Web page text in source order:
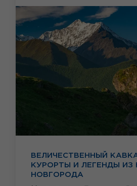
ВЕЛИЧЕСТВЕННЫЙ
КУРОРТЫ И ЛЕГЕНДЫ ИЗ
НОВГОРОДА